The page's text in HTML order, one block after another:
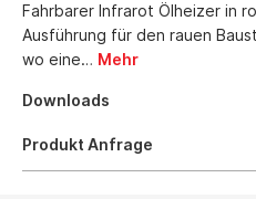
Fahrbarer Infrarot Ölheizer in
Ausführung für den rauen
wo eine… Mehr
Downloads
Produkt Anfrage